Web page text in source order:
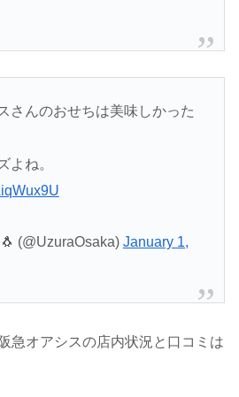
さんのおせちは美味しかった
よね。
(@UzuraOsaka) January 1,
急オアシスの店内状況と口コミは